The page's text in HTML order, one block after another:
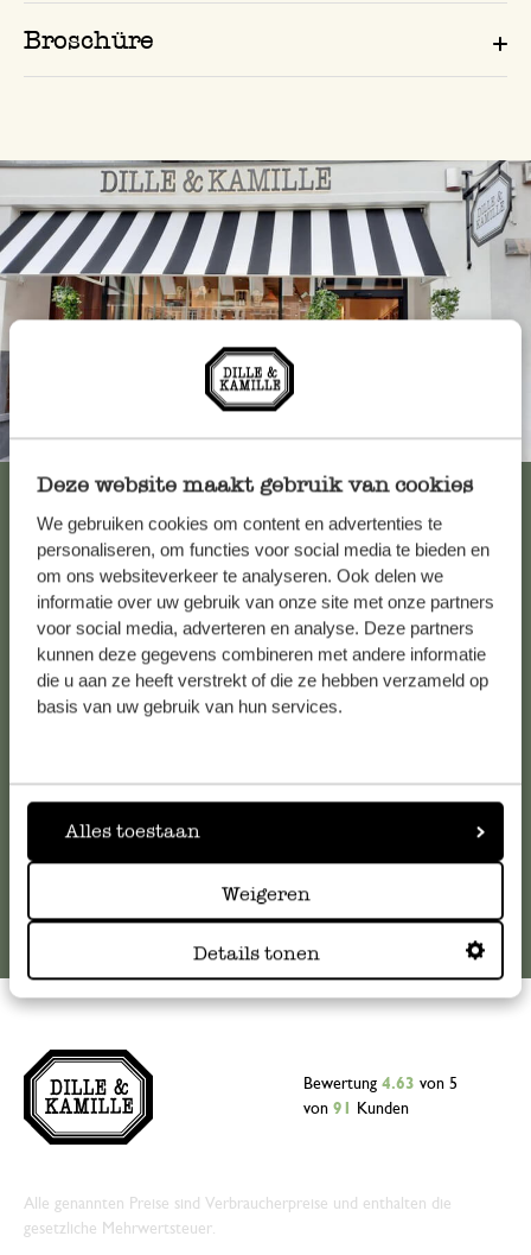
Deze website maakt gebruik van cookies
We gebruiken cookies om content en advertenties te
personaliseren, om functies voor social media te bieden en
om ons websiteverkeer te analyseren. Ook delen we
informatie over uw gebruik van onze site met onze partners
voor social media, adverteren en analyse. Deze partners
kunnen deze gegevens combineren met andere informatie
die u aan ze heeft verstrekt of die ze hebben verzameld op
basis van uw gebruik van hun services.
Alles toestaan
Weigeren
Details tonen
Broschüre
Immer in der Nähe
Alle 62 Geschäfte anzeigen
Kundenservice/Hilfe
Falls Sie Fragen haben oder Tipps und Hilfe brauchen, wenden
Sie sich bitte an unseren Kundenservice. Oder lesen Sie hier
die Antworten aufhäufig gestellte Fragen
kundenservice@dille-kamille.at
Bewertung 4.63 von 5
von 91 Kunden
Alle genannten Preise sind Verbraucherpreise und enthalten die
gesetzliche Mehrwertsteuer.